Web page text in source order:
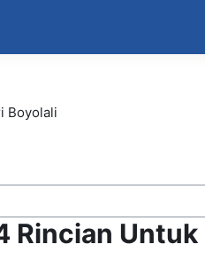
Boyolali
Untuk